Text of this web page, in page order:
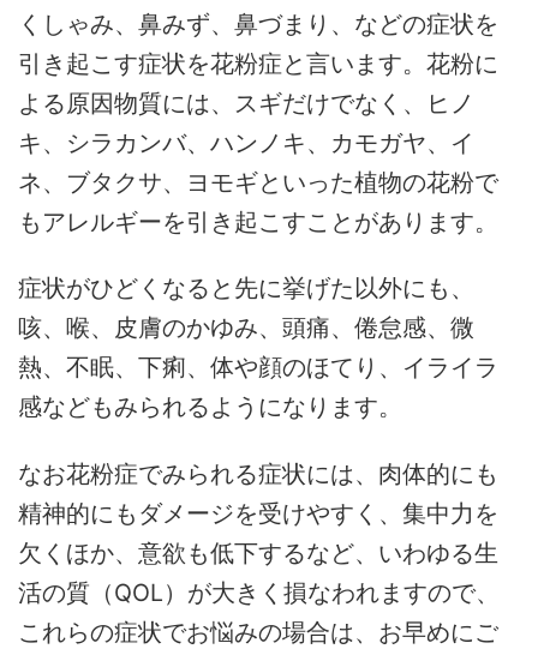
くしゃみ、鼻みず、鼻づまり、などの症状を
引き起こす症状を花粉症と言います。花粉に
よる原因物質には、スギだけでなく、ヒノ
キ、シラカンバ、ハンノキ、カモガヤ、イ
ネ、ブタクサ、ヨモギといった植物の花粉で
もアレルギーを引き起こすことがあります。
症状がひどくなると先に挙げた以外にも、
咳、喉、皮膚のかゆみ、頭痛、倦怠感、微
熱、不眠、下痢、体や顔のほてり、イライラ
感などもみられるようになります。
なお花粉症でみられる症状には、肉体的にも
精神的にもダメージを受けやすく、集中力を
欠くほか、意欲も低下するなど、いわゆる生
活の質（QOL）が大きく損なわれますので、
これらの症状でお悩みの場合は、お早めにご